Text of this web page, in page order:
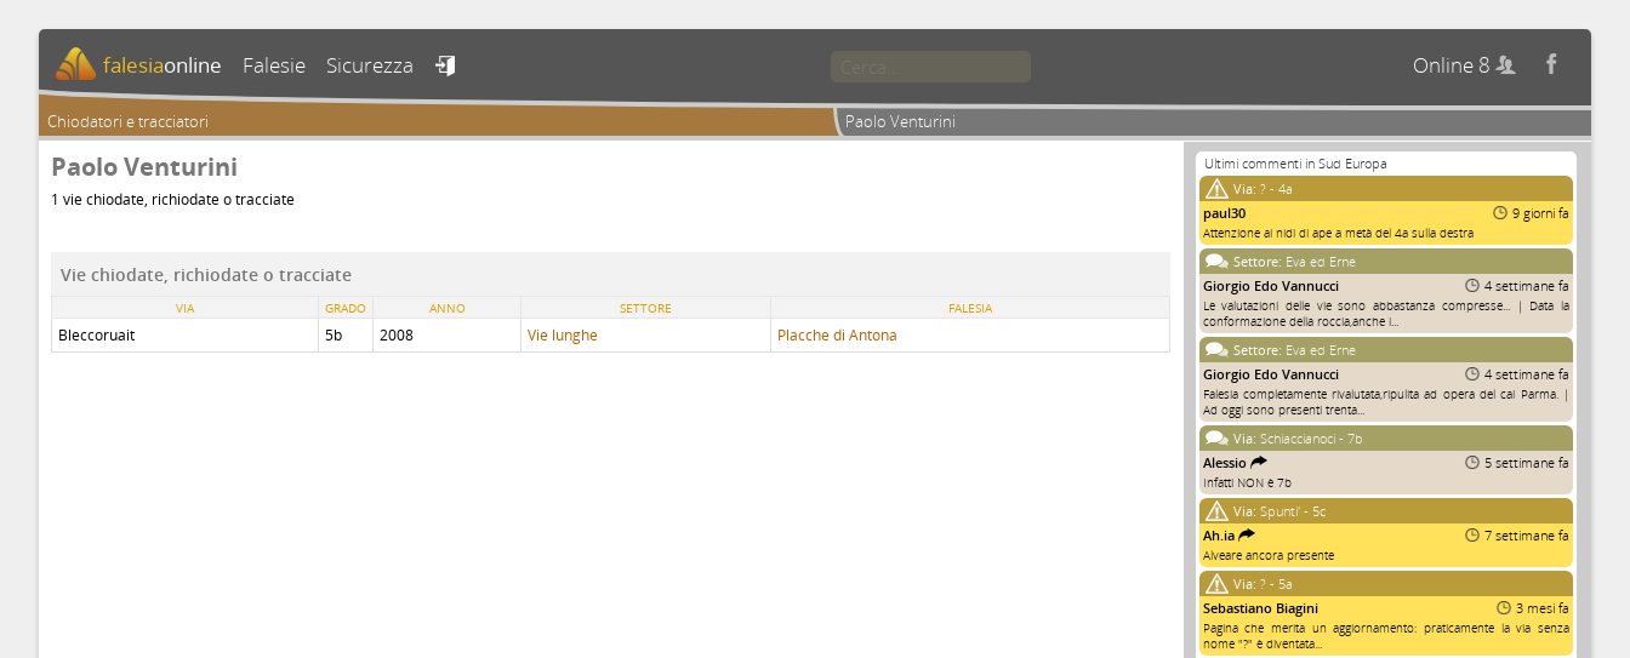
falesiaonline Falesie Sicurezza  Online 8 
Chiodatori e tracciatori Paolo Venturini
Paolo Venturini
1 vie chiodate, richiodate o tracciate
Vie chiodate, richiodate o tracciate
VIA GRADO ANNO SETTORE FALESIA
Bleccoruait 5b 2008 Vie lunghe Placche di Antona
Ultimi commenti in Sud Europa
Via: ? - 4a
paul30
9 giorni fa
Attenzione ai nidi di ape a metà del 4a sulla destra
Settore: Eva ed Erne
Giorgio Edo Vannucci
4 settimane fa
Le valutazioni delle vie sono abbastanza compresse... | Data la
conformazione della roccia,anche i...
Settore: Eva ed Erne
Giorgio Edo Vannucci
4 settimane fa
Falesia completamente rivalutata,ripulita ad opera del cai Parma. |
Ad oggi sono presenti trenta...
Via: Schiaccianoci - 7b
Alessio
5 settimane fa
Infatti NON è 7b
Via: Spunti' - 5c
Ah.ia
7 settimane fa
Alveare ancora presente
Via: ? - 5a
Sebastiano Biagini
3 mesi fa
Pagina che merita un aggiornamento: praticamente la via senza
nome "?" è diventata...